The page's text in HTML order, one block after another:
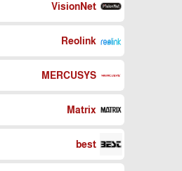
VisionNet
Reolink
MERCUSYS
Matrix
best